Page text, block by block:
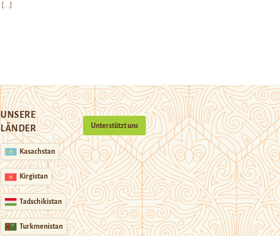
[...]
UNSERE
LÄNDER
Kasachstan
Kirgistan
Tadschikistan
Turkmenistan
Unterstützt uns